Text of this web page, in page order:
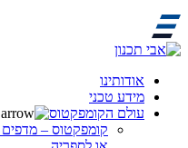
אודותינו
מידע טכני
עולם הקומפקטוס
קומפקטוס – מדפים